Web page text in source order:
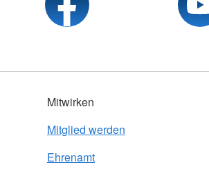
Mitwirken
Mitglied werden
Ehrenamt